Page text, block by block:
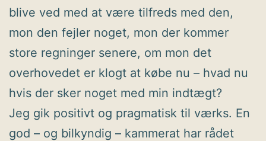
blive ved med at være tilfreds med den,
mon den fejler noget, mon der kommer
store regninger senere, om mon det
overhovedet er klogt at købe nu – hvad nu
hvis der sker noget med min indtægt?
Jeg gik positivt og pragmatisk til værks. En
god – og bilkyndig – kammerat har rådet